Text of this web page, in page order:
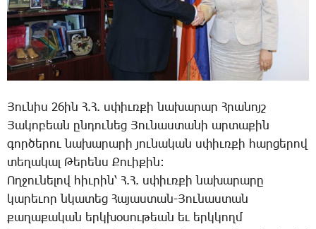
­Յու­նիս 26ին Հ.Հ. սփիւռ­քի նա­խա­րար Հ­րա­նոյշ
­Յա­կո­բեան ըն­դու­նեց ­Յու­նաս­տա­նի ար­տա­քին
գոր­ծե­րու նա­խա­րա­րի յու­նա­կան սփիւռ­քի հար­ցե­րով
տե­ղա­կալ ­Թե­րենս ­Քո­ւի­քին:
Ող­ջու­նե­լով հիւ­րին՝ Հ.Հ. սփիւռ­քի նա­խա­րա­րը
կա­րե­ւոր նկա­տեց ­Հա­յաս­տան-­Յու­նաս­տան
քա­ղա­քա­կան երկ­խօ­սու­թեան եւ երկ­կողմ